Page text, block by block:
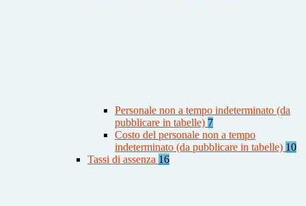
Personale non a tempo indeterminato (da
pubblicare in tabelle) 7
Costo del personale non a tempo
indeterminato (da pubblicare in tabelle) 10
Tassi di assenza 16